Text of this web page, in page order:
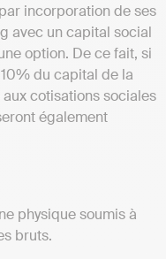
incorporation de ses
avec un capital social
option. De ce fait, si
du capital de la
cotisations sociales
également
physique soumis à
bruts.